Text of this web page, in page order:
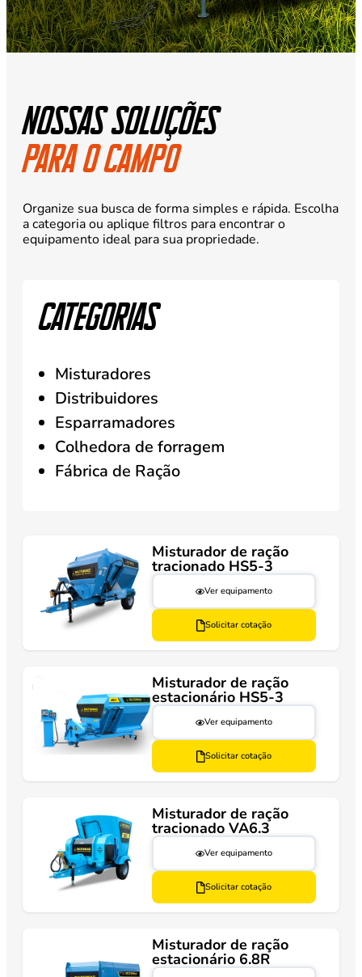
Nossas soluções
para o campo
Organize sua busca de forma simples e rápida. Escolha
a categoria ou aplique filtros para encontrar o
equipamento ideal para sua propriedade.
Categorias
Misturadores
Distribuidores
Esparramadores
Colhedora de forragem
Fábrica de Ração
Misturador de ração
tracionado HS5-3
Ver equipamento
Solicitar cotação
Misturador de ração
estacionário HS5-3
Ver equipamento
Solicitar cotação
Misturador de ração
tracionado VA6.3
Ver equipamento
Solicitar cotação
Misturador de ração
estacionário 6.8R